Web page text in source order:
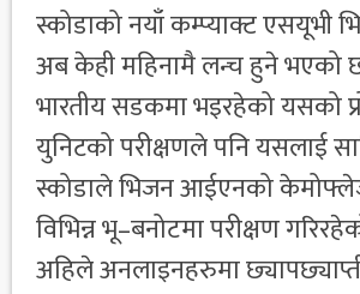
स्कोडाको नयाँ कम्प्याक्ट एसयूभी
अब केही महिनामै लन्च हुने भएको
भारतीय सडकमा भइरहेको यसको
युनिटको परीक्षणले पनि यसलाई
स्कोडाले भिजन आईएनको
विभिन्न भू–बनोटमा परीक्षण
अहिले अनलाइनहरुमा